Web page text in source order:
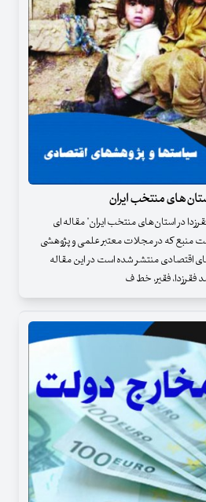
منتخب ایران
در استان‌های منتخب ایران" مقاله ای
صفحه و با 17 فهرست منبع که در مجلات معتبر علمی و پژوهشی
اقتصادی منتشر شده است در این مقاله
فقیر، خط ف